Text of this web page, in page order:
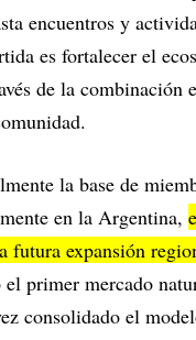
encuentros y
es fortalecer el
de la combinación
la base de
en la Argentina,
futura expansión
el primer mercado
consolidado el